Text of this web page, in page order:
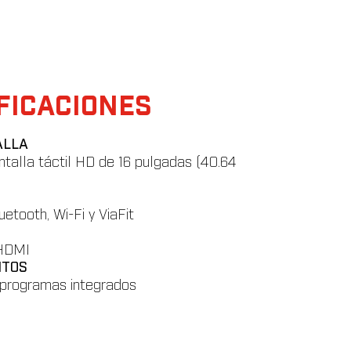
táctil HD de 16 pulgadas (40.64
Wi-Fi y ViaFit
integrados